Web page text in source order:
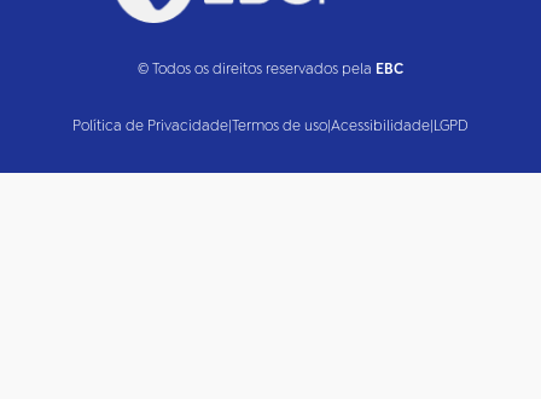
© Todos os direitos reservados pela EBC
Política de Privacidade|Termos de uso|Acessibilidade|LGPD